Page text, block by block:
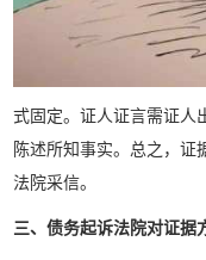
式固定。证人证言需证人
陈述所知事实。总之，证
法院采信。
三、债务起诉法院对证据